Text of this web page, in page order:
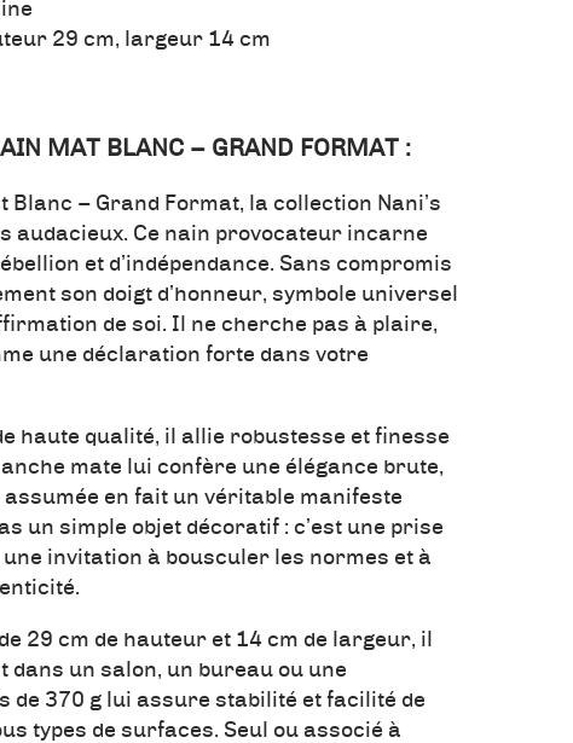
29 cm, largeur 14 cm
MAT BLANC – GRAND FORMAT :
Blanc – Grand Format, la collection Nani’s
audacieux. Ce nain provocateur incarne
et d’indépendance. Sans compromis
son doigt d’honneur, symbole universel
de soi. Il ne cherche pas à plaire,
une déclaration forte dans votre
haute qualité, il allie robustesse et finesse
mate lui confère une élégance brute,
en fait un véritable manifeste
un simple objet décoratif : c’est une prise
invitation à bousculer les normes et à
29 cm de hauteur et 14 cm de largeur, il
dans un salon, un bureau ou une
de 370 g lui assure stabilité et facilité de
types de surfaces. Seul ou associé à